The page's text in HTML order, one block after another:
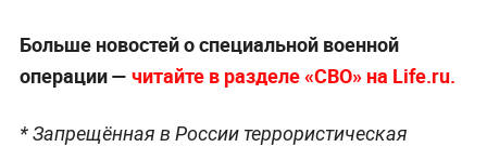
Больше новостей о специальной военной
операции — читайте в разделе «СВО» на Life.ru.
* Запрещённая в России террористическая